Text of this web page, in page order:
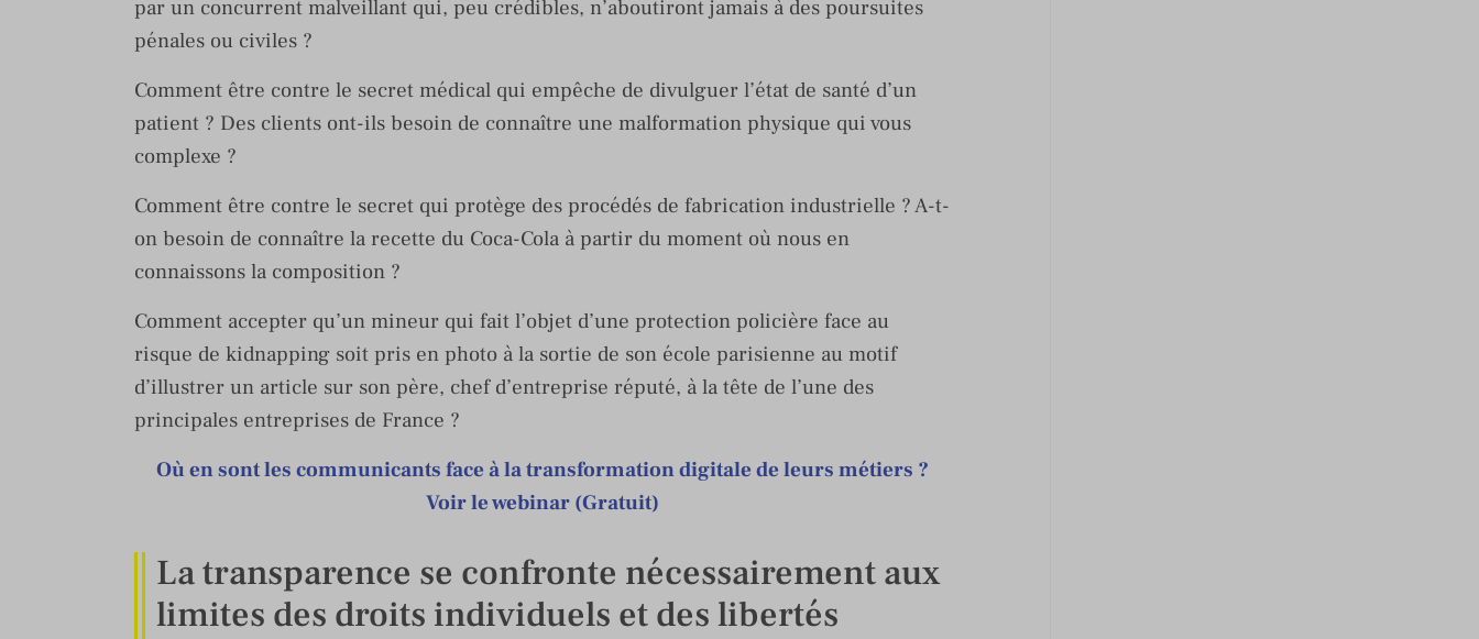
par un concurrent malveillant qui, peu crédibles, n’aboutiront jamais à des poursuites
pénales ou civiles ?
Comment être contre le secret médical qui empêche de divulguer l’état de santé d’un
patient ? Des clients ont-ils besoin de connaître une malformation physique qui vous
complexe ?
Comment être contre le secret qui protège des procédés de fabrication industrielle ? A-t-
on besoin de connaître la recette du Coca-Cola à partir du moment où nous en
connaissons la composition ?
Comment accepter qu’un mineur qui fait l’objet d’une protection policière face au
risque de kidnapping soit pris en photo à la sortie de son école parisienne au motif
d’illustrer un article sur son père, chef d’entreprise réputé, à la tête de l’une des
principales entreprises de France ?
Où en sont les communicants face à la transformation digitale de leurs métiers ?
Voir le webinar (Gratuit)
La transparence se confronte nécessairement aux
limites des droits individuels et des libertés